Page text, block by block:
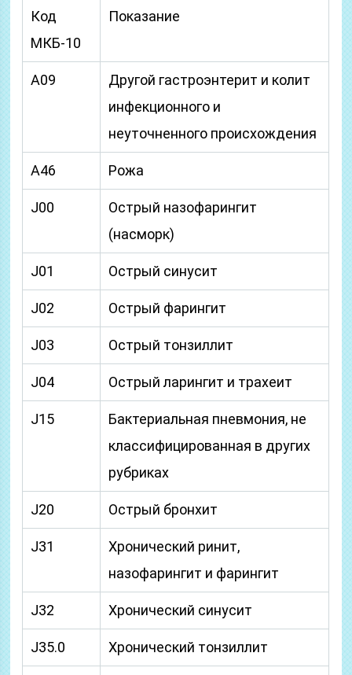
Код
МКБ-10
Показание
A09
Другой гастроэнтерит и колит
инфекционного и
неуточненного происхождения
A46 Рожа
J00
Острый назофарингит
(насморк)
J01 Острый синусит
J02 Острый фарингит
J03 Острый тонзиллит
J04 Острый ларингит и трахеит
J15
Бактериальная пневмония, не
классифицированная в других
рубриках
J20 Острый бронхит
J31
Хронический ринит,
назофарингит и фарингит
J32 Хронический синусит
J35.0 Хронический тонзиллит